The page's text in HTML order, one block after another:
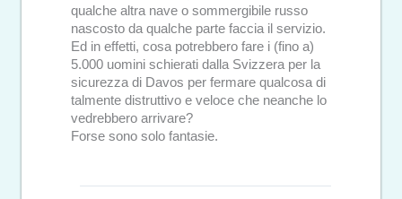
qualche altra nave o sommergibile russo
nascosto da qualche parte faccia il servizio.
Ed in effetti, cosa potrebbero fare i (fino a)
5.000 uomini schierati dalla Svizzera per la
sicurezza di Davos per fermare qualcosa di
talmente distruttivo e veloce che neanche lo
vedrebbero arrivare?
Forse sono solo fantasie.